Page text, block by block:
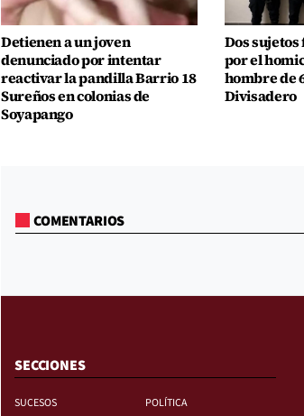
Detienen a un joven
denunciado por intentar
reactivar la pandilla Barrio 18
Sureños en colonias de
Soyapango
Dos
por el
hombre de
Divisadero
COMENTARIOS
SECCIONES
SUCESOS
POLÍTICA